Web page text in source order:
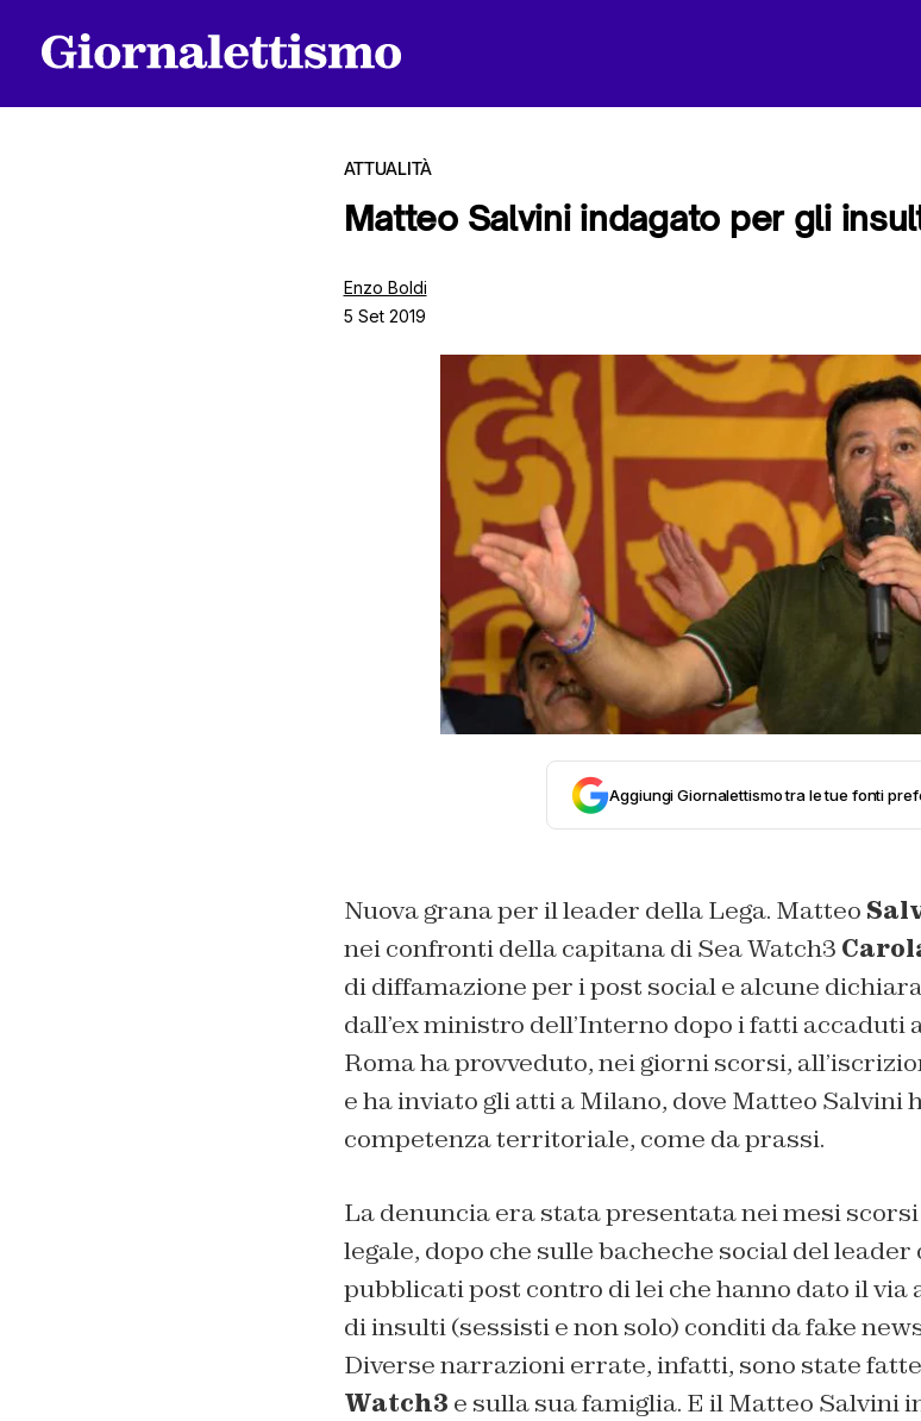
ATTUALITÀ
Matteo Salvini indagato per gli
Enzo Boldi
5 Set 2019
Aggiungi Giornalettismo tra le tue fonti
Nuova grana per il leader della Lega. Matteo
nei confronti della capitana di Sea Watch3
di diffamazione per i post social e alcune
dall’ex ministro dell’Interno dopo i fatti accaduti
Roma ha provveduto, nei giorni scorsi,
e ha inviato gli atti a Milano, dove Matteo Salvini
competenza territoriale, come da prassi.
La denuncia era stata presentata nei mesi
legale, dopo che sulle bacheche social del
pubblicati post contro di lei che hanno dato il via
di insulti (sessisti e non solo) conditi da fake
Diverse narrazioni errate, infatti, sono state
Watch3 e sulla sua famiglia. E il Matteo Salvini